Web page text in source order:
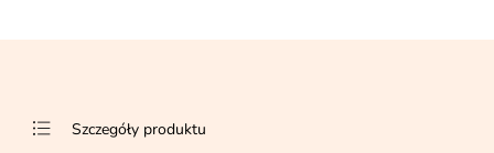
Szczegóły produktu